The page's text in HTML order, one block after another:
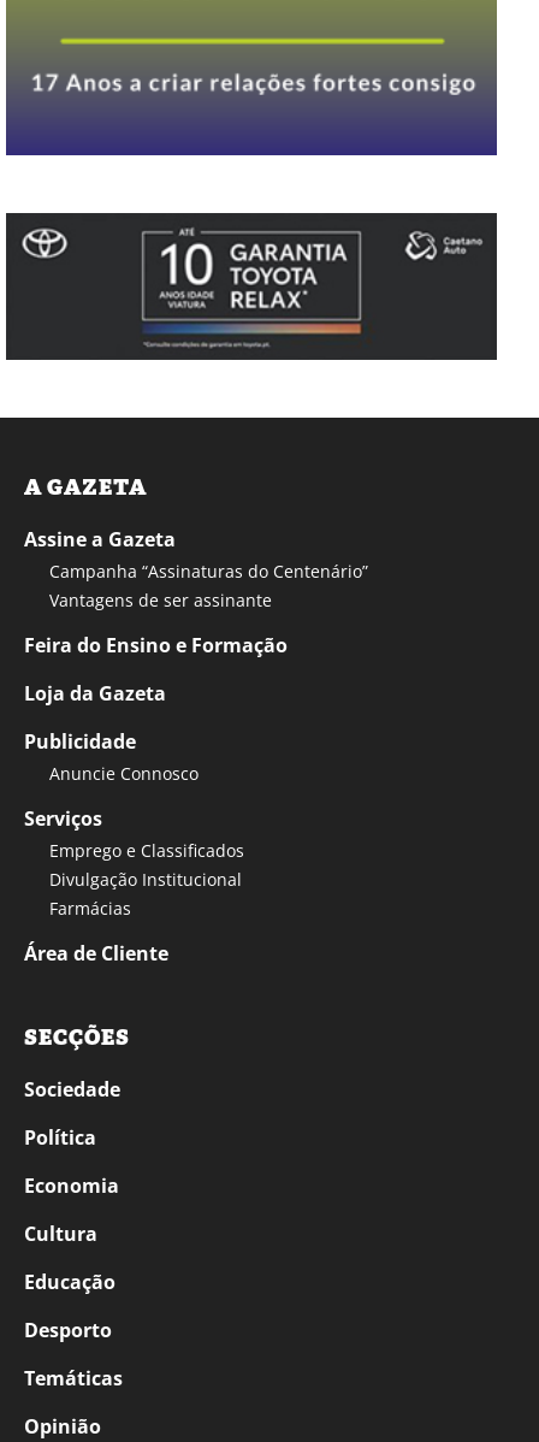
A GAZETA
Assine a Gazeta
Campanha “Assinaturas do Centenário”
Vantagens de ser assinante
Feira do Ensino e Formação
Loja da Gazeta
Publicidade
Anuncie Connosco
Serviços
Emprego e Classificados
Divulgação Institucional
Farmácias
Área de Cliente
SECÇÕES
Sociedade
Política
Economia
Cultura
Educação
Desporto
Temáticas
Opinião